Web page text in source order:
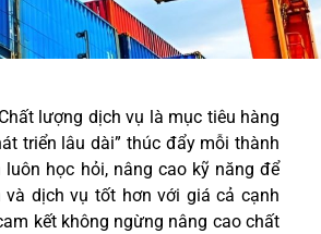
lượng dịch vụ là mục tiêu hàng
triển lâu dài” thúc đẩy mỗi thành
luôn học hỏi, nâng cao kỹ năng để
và dịch vụ tốt hơn với giá cả cạnh
kết không ngừng nâng cao chất